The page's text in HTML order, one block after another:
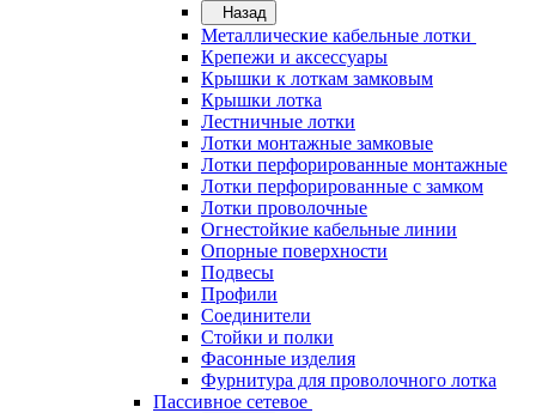
Назад
Металлические кабельные лотки
Крепежи и аксессуары
Крышки к лоткам замковым
Крышки лотка
Лестничные лотки
Лотки монтажные замковые
Лотки перфорированные монтажные
Лотки перфорированные с замком
Лотки проволочные
Огнестойкие кабельные линии
Опорные поверхности
Подвесы
Профили
Соединители
Стойки и полки
Фасонные изделия
Фурнитура для проволочного лотка
Пассивное сетевое